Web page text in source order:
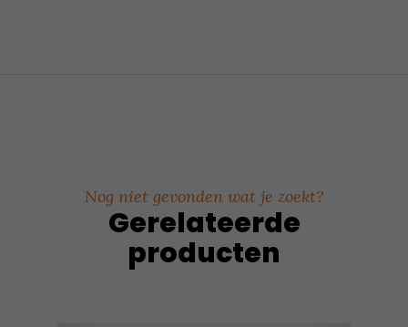
Nog niet gevonden wat je zoekt?
Gerelateerde
producten